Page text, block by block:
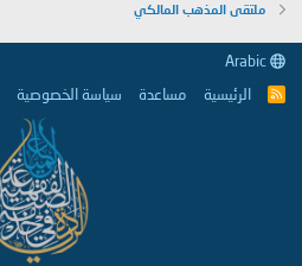
ملتقى المذهب المالكي
R
الرئيسية مساعدة سياسة الخصوصية